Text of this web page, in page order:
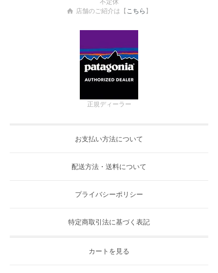
不定休
店舗のご紹介は【 こちら 】
正規ディーラー
お支払い方法について
配送方法・送料について
プライバシーポリシー
特定商取引法に基づく表記
カートを見る